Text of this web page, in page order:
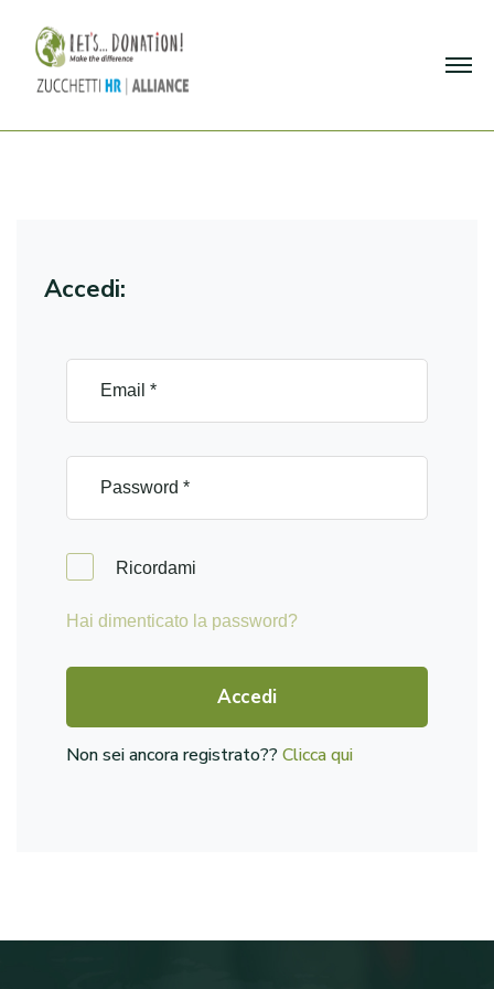
Accedi:
Ricordami
Hai dimenticato la password?
Accedi
Non sei ancora registrato??Clicca qui